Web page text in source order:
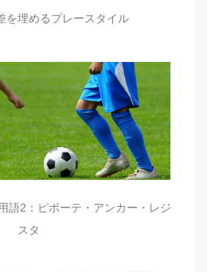
を埋めるプレースタイル
語2：ピボーテ・アンカー・レジ
スタ